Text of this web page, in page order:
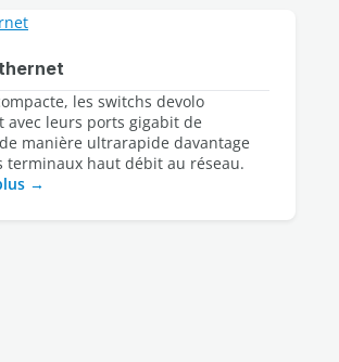
les switchs devolo
avec leurs ports gigabit de
manière ultrarapide davantage
terminaux haut débit au réseau.